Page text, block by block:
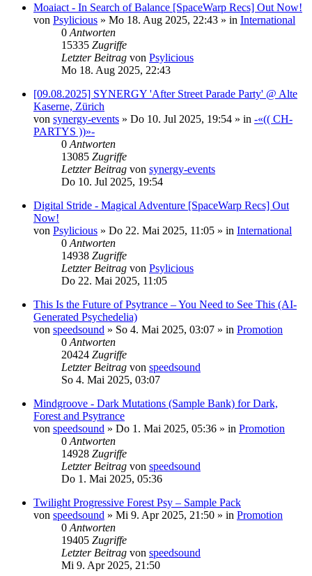
Moaiact - In Search of Balance [SpaceWarp Recs] Out Now!
von Psylicious » Mo 18. Aug 2025, 22:43 » in International
0 Antworten
15335 Zugriffe
Letzter Beitrag von Psylicious
Mo 18. Aug 2025, 22:43
[09.08.2025] SYNERGY 'After Street Parade Party' @ Alte
Kaserne, Zürich
von synergy-events » Do 10. Jul 2025, 19:54 » in -«(( CH-
PARTYS ))»-
0 Antworten
13085 Zugriffe
Letzter Beitrag von synergy-events
Do 10. Jul 2025, 19:54
Digital Stride - Magical Adventure [SpaceWarp Recs] Out
Now!
von Psylicious » Do 22. Mai 2025, 11:05 » in International
0 Antworten
14938 Zugriffe
Letzter Beitrag von Psylicious
Do 22. Mai 2025, 11:05
This Is the Future of Psytrance – You Need to See This (AI-
Generated Psychedelia)
von speedsound » So 4. Mai 2025, 03:07 » in Promotion
0 Antworten
20424 Zugriffe
Letzter Beitrag von speedsound
So 4. Mai 2025, 03:07
Mindgroove - Dark Mutations (Sample Bank) for Dark,
Forest and Psytrance
von speedsound » Do 1. Mai 2025, 05:36 » in Promotion
0 Antworten
14928 Zugriffe
Letzter Beitrag von speedsound
Do 1. Mai 2025, 05:36
Twilight Progressive Forest Psy – Sample Pack
von speedsound » Mi 9. Apr 2025, 21:50 » in Promotion
0 Antworten
19405 Zugriffe
Letzter Beitrag von speedsound
Mi 9. Apr 2025, 21:50